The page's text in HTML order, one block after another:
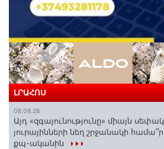
ԼՐԱՀՈՍ
08.08.26
Այդ «զգայունությունը» միայն
յուրայինների նեղ շրջանակի համա՞ր
քպ-ականին